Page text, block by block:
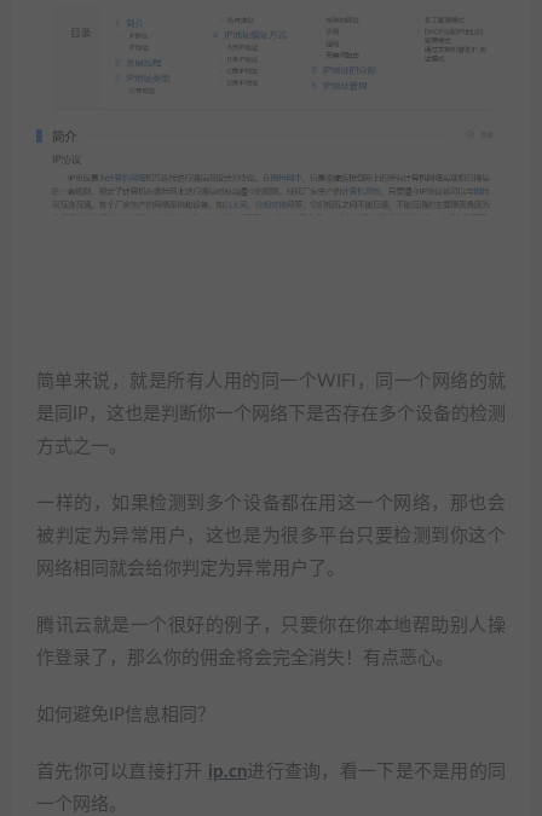
简单来说，就是所有人用的同一个WIFI，同一个网络的就
是同IP，这也是判断你一个网络下是否存在多个设备的检测
方式之一。
一样的，如果检测到多个设备都在用这一个网络，那也会
被判定为异常用户，这也是为很多平台只要检测到你这个
网络相同就会给你判定为异常用户了。
腾讯云就是一个很好的例子，只要你在你本地帮助别人操
作登录了，那么你的佣金将会完全消失！有点恶心。
如何避免IP信息相同？
首先你可以直接打开 ip.cn进行查询，看一下是不是用的同
一个网络。